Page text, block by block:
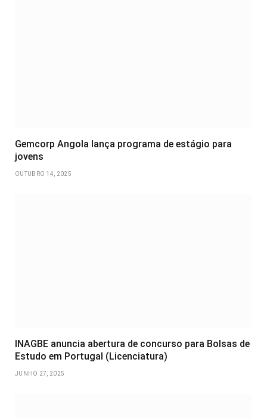
Gemcorp Angola lança programa de estágio para
jovens
OUTUBRO 14, 2025
INAGBE anuncia abertura de concurso para Bolsas de
Estudo em Portugal (Licenciatura)
JUNHO 27, 2025